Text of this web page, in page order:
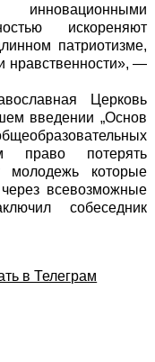
искореняют
патриотизме,
нравственности», —
Церковь
введении „Основ
потерять
молодежь которые
всевозможные
собеседник
в Телеграм